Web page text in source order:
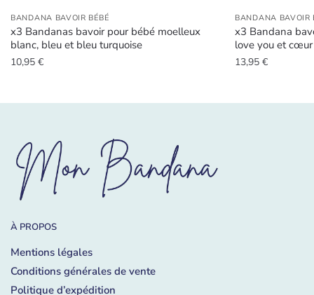
BANDANA BAVOIR BÉBÉ
x3 Bandanas bavoir pour bébé moelleux
blanc, bleu et bleu turquoise
10,95 €
BANDANA BAVOIR
x3 Bandana
love you et cœur
13,95 €
À PROPOS
Mentions légales
Conditions générales de vente
Politique d’expédition